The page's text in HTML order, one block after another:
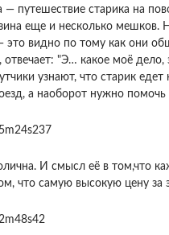
путешествие старика на
еще и несколько мешков.
это видно по тому как они
"Э… какое моё
узнают, что старик
а наоборот нужно
И смысл её в том,что
что самую высокую цену за